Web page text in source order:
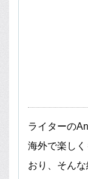
ライターの
海外で楽し
おり、そん